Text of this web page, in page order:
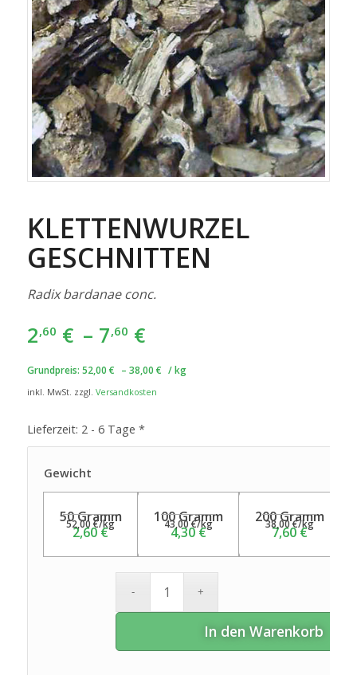
KLETTENWURZEL
GESCHNITTEN
Radix bardanae conc.
2,60 € – 7,60 €
Grundpreis: 52,00 € – 38,00 € /kg
inkl. MwSt. zzgl. Versandkosten
Lieferzeit: 2 - 6 Tage *
Gewicht
50 Gramm
2,60€
52,00€/kg
100 Gramm
4,30€
43,00€/kg
200 Gramm
7,60€
38,00€/kg
In den Warenkorb